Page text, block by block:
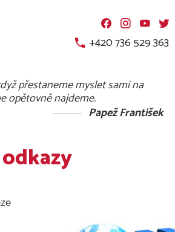
+420 736 529 363
přestaneme myslet sami na
opětovně najdeme.
Papež František